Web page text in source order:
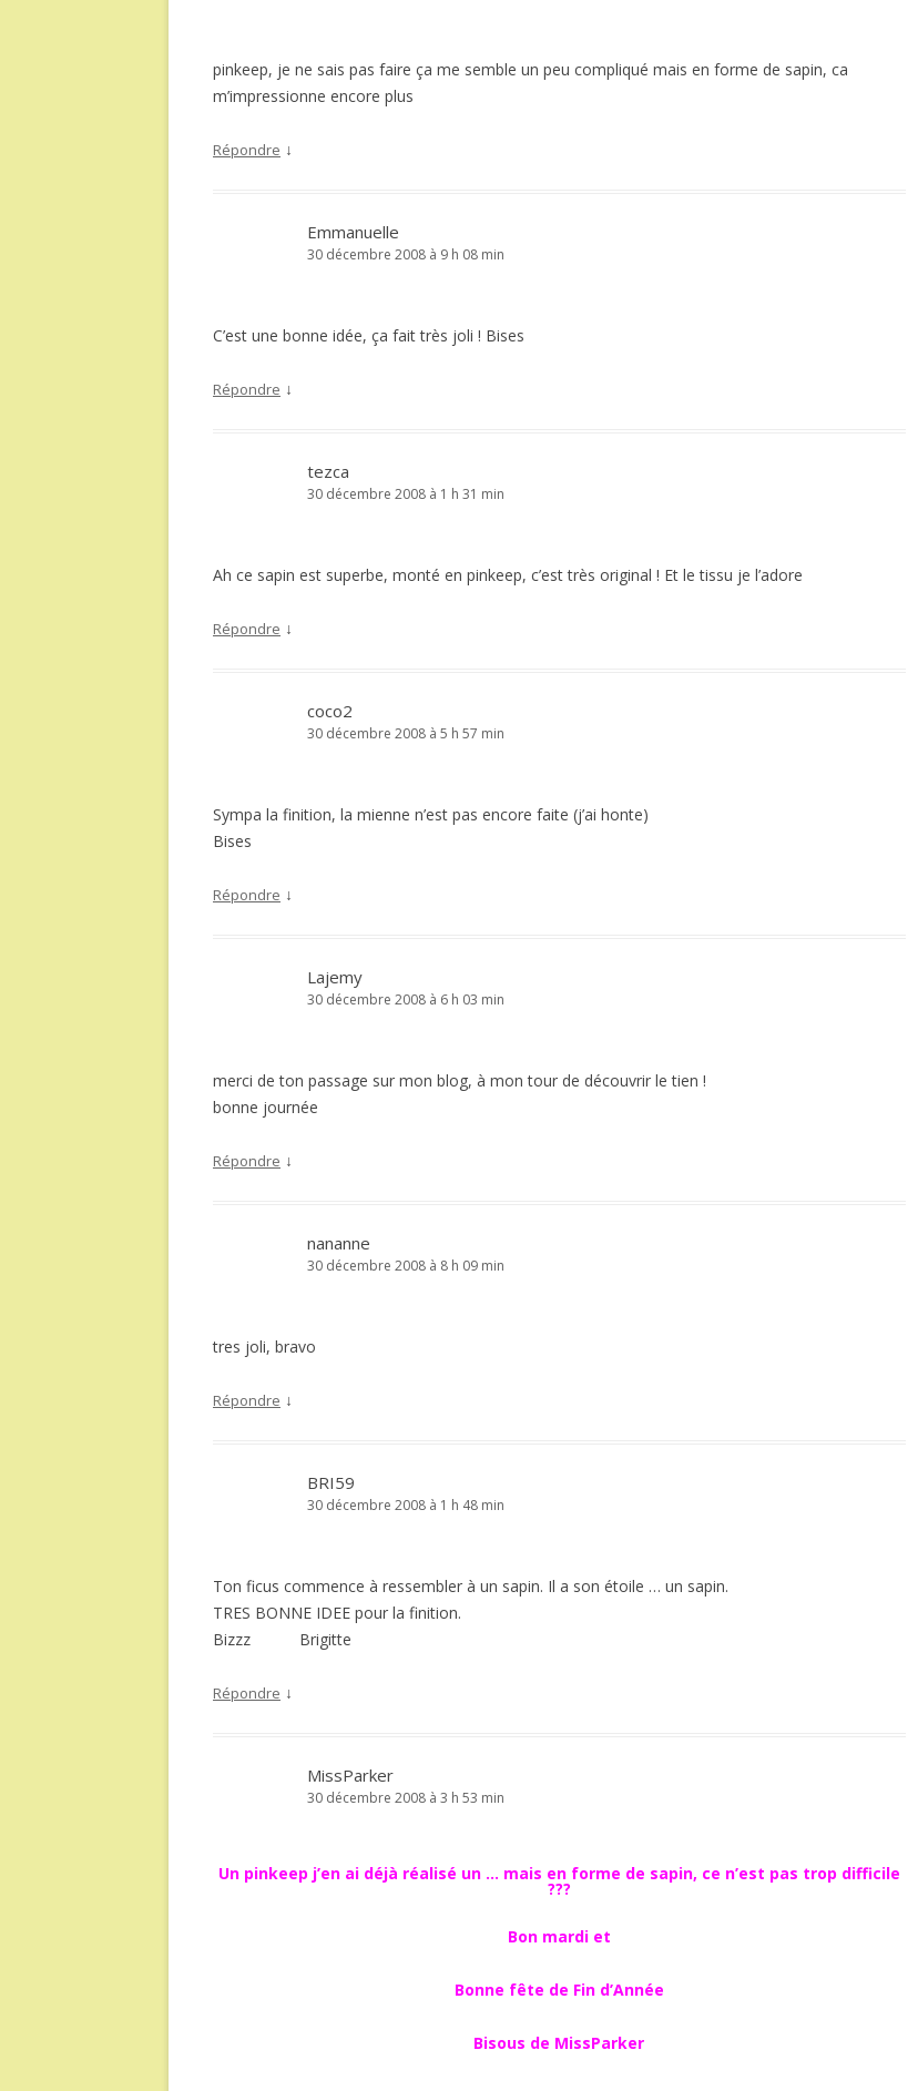
pinkeep, je ne sais pas faire ça me semble un peu compliqué mais en forme de sapin, ca
m’impressionne encore plus
Répondre ↓
Emmanuelle
30 décembre 2008 à 9 h 08 min
C’est une bonne idée, ça fait très joli ! Bises
Répondre ↓
tezca
30 décembre 2008 à 1 h 31 min
Ah ce sapin est superbe, monté en pinkeep, c’est très original ! Et le tissu je l’adore
Répondre ↓
coco2
30 décembre 2008 à 5 h 57 min
Sympa la finition, la mienne n’est pas encore faite (j’ai honte)
Bises
Répondre ↓
Lajemy
30 décembre 2008 à 6 h 03 min
merci de ton passage sur mon blog, à mon tour de découvrir le tien !
bonne journée
Répondre ↓
nananne
30 décembre 2008 à 8 h 09 min
tres joli, bravo
Répondre ↓
BRI59
30 décembre 2008 à 1 h 48 min
Ton ficus commence à ressembler à un sapin. Il a son étoile … un sapin.
TRES BONNE IDEE pour la finition.
Bizzz Brigitte
Répondre ↓
MissParker
30 décembre 2008 à 3 h 53 min
Un pinkeep j’en ai déjà réalisé un … mais en forme de sapin, ce n’est pas trop difficile
???
Bon mardi et
Bonne fête de Fin d’Année
Bisous de MissParker